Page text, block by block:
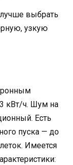
выбрать
узкую
кВт/ч. Шум на
Есть
пуска — до
Имеется